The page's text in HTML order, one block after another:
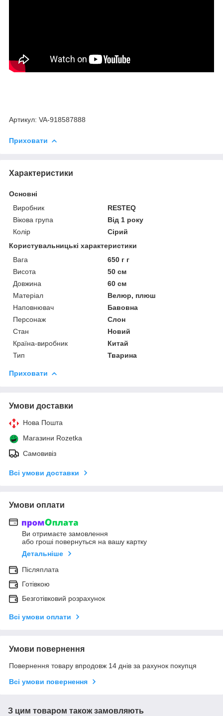
Артикул: VA-918587888
Приховати
Характеристики
Основні
Виробник
RESTEQ
Вікова група
Від 1 року
Колір
Сірий
Користувальницькі характеристики
Вага
650 г г
Висота
50 см
Довжина
60 см
Матеріал
Велюр, плюш
Наповнювач
Бавовна
Персонаж
Слон
Стан
Новий
Країна-виробник
Китай
Тип
Тварина
Приховати
Умови доставки
Нова Пошта
Магазини Rozetka
Самовивіз
Всі умови доставки
Умови оплати
Ви отримаєте замовлення
або гроші повернуться на вашу картку
Детальніше
Післяплата
Готівкою
Безготівковий розрахунок
Всі умови оплати
Умови повернення
Повернення товару впродовж 14 днів за рахунок покупця
Всі умови повернення
З цим товаром також замовляють